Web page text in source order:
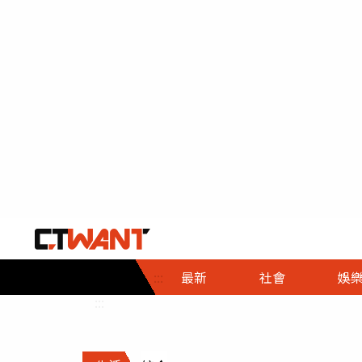
::: 最新 社會
社會首頁
時事
調查
娛樂
娛樂首頁
即時
財經首頁
熱線
政